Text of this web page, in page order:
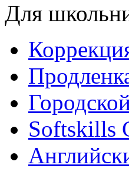
Для
Softskills